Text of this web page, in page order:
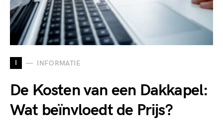
I INFORMATIE
De Kosten van een Dakkapel:
Wat beïnvloedt de Prijs?